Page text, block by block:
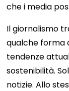
che i media
Il giornalismo
qualche forma
tendenze
sostenibilità.
notizie. Allo